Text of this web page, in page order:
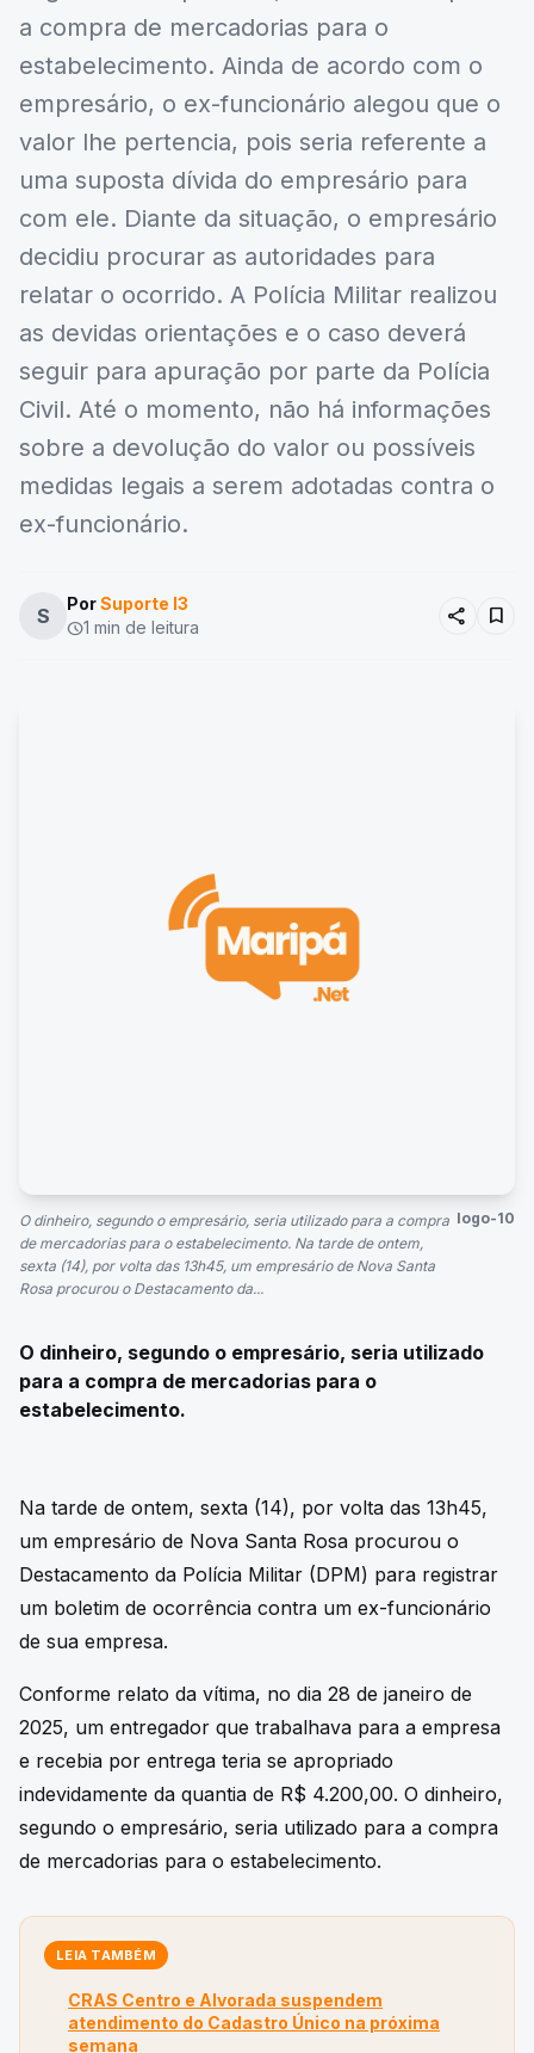
a compra de mercadorias para o
estabelecimento. Ainda de acordo com o
empresário, o ex-funcionário alegou que o
valor lhe pertencia, pois seria referente a
uma suposta dívida do empresário para
com ele. Diante da situação, o empresário
decidiu procurar as autoridades para
relatar o ocorrido. A Polícia Militar realizou
as devidas orientações e o caso deverá
seguir para apuração por parte da Polícia
Civil. Até o momento, não há informações
sobre a devolução do valor ou possíveis
medidas legais a serem adotadas contra o
ex-funcionário.
S
PorSuporte I3
schedule1 min de leitura share bookmark
O dinheiro, segundo o empresário, seria utilizado para a compra
de mercadorias para o estabelecimento. Na tarde de ontem,
sexta (14), por volta das 13h45, um empresário de Nova Santa
Rosa procurou o Destacamento da...
logo-10
O dinheiro, segundo o empresário, seria utilizado
para a compra de mercadorias para o
estabelecimento.
Na tarde de ontem, sexta (14), por volta das 13h45,
um empresário de Nova Santa Rosa procurou o
Destacamento da Polícia Militar (DPM) para registrar
um boletim de ocorrência contra um ex-funcionário
de sua empresa.
Conforme relato da vítima, no dia 28 de janeiro de
2025, um entregador que trabalhava para a empresa
e recebia por entrega teria se apropriado
indevidamente da quantia de R$ 4.200,00. O dinheiro,
segundo o empresário, seria utilizado para a compra
de mercadorias para o estabelecimento.
LEIA TAMBÉM
CRAS Centro e Alvorada suspendem
atendimento do Cadastro Único na próxima
semana